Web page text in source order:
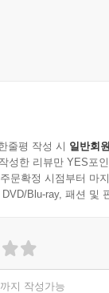
줄평 작성 시 일반회
성한 리뷰만 YES포
문확정 시점부터 마
Blu-ray, 패션 및
지 작성가능